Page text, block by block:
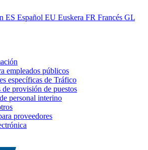
ES Español EU Euskera FR Francés GL
empleados públicos
específicas de Tráfico
de provisión de puestos
personal interino
proveedores